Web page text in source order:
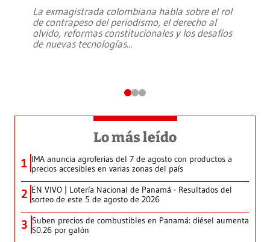
La exmagistrada colombiana habla sobre el rol
de contrapeso del periodismo, el derecho al
olvido, reformas constitucionales y los desafíos
de nuevas tecnologías...
Lo más leído
1 IMA anuncia agroferias del 7 de agosto con productos a
precios accesibles en varias zonas del país
2 EN VIVO | Lotería Nacional de Panamá - Resultados del
sorteo de este 5 de agosto de 2026
3 Suben precios de combustibles en Panamá: diésel aumenta
$0.26 por galón